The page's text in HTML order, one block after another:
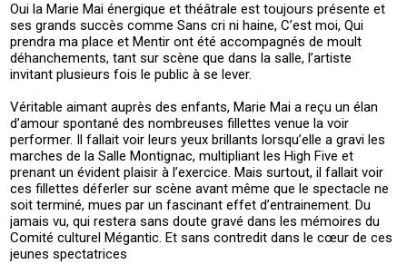
Oui la Marie Mai énergique et théâtrale est toujours présente et
ses grands succès comme Sans cri ni haine, C’est moi, Qui
prendra ma place et Mentir ont été accompagnés de moult
déhanchements, tant sur scène que dans la salle, l’artiste
invitant plusieurs fois le public à se lever.
Véritable aimant auprès des enfants, Marie Mai a reçu un élan
d’amour spontané des nombreuses fillettes venue la voir
performer. Il fallait voir leurs yeux brillants lorsqu’elle a gravi les
marches de la Salle Montignac, multipliant les High Five et
prenant un évident plaisir à l’exercice. Mais surtout, il fallait voir
ces fillettes déferler sur scène avant même que le spectacle ne
soit terminé, mues par un fascinant effet d’entrainement. Du
jamais vu, qui restera sans doute gravé dans les mémoires du
Comité culturel Mégantic. Et sans contredit dans le cœur de ces
jeunes spectatrices